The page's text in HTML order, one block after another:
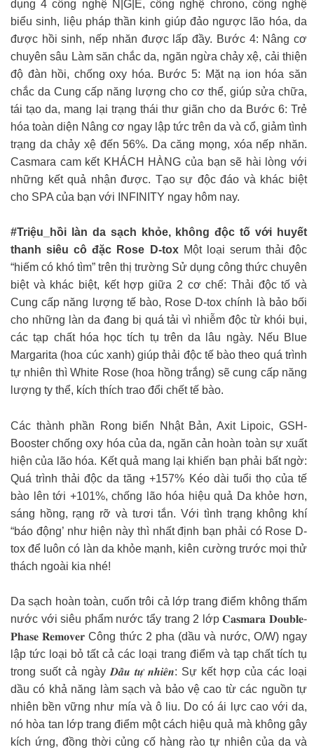
dụng 4 công nghệ N|G|E, công nghệ chrono, công nghệ
biểu sinh, liệu pháp thần kinh giúp đảo ngược lão hóa, da
được hồi sinh, nếp nhăn được lấp đầy. Bước 4: Nâng cơ
chuyên sâu Làm săn chắc da, ngăn ngừa chảy xệ, cải thiện
độ đàn hồi, chống oxy hóa. Bước 5: Mặt nạ ion hóa săn
chắc da Cung cấp năng lượng cho cơ thể, giúp sửa chữa,
tái tạo da, mang lại trạng thái thư giãn cho da Bước 6: Trẻ
hóa toàn diện Nâng cơ ngay lập tức trên da và cổ, giảm tình
trạng da chảy xệ đến 56%. Da căng mọng, xóa nếp nhăn.
Casmara cam kết KHÁCH HÀNG của bạn sẽ hài lòng với
những kết quả nhận được. Tạo sự độc đáo và khác biệt
cho SPA của bạn với INFINITY ngay hôm nay.
#Triệu_hồi làn da sạch khỏe, không độc tố với huyết
thanh siêu cô đặc Rose D-toxMột loại serum thải độc
“hiếm có khó tìm” trên thị trường Sử dụng công thức chuyên
biệt và khác biệt, kết hợp giữa 2 cơ chế: Thải độc tố và
Cung cấp năng lượng tế bào, Rose D-tox chính là bảo bối
cho những làn da đang bị quá tải vì nhiễm độc từ khói bụi,
các tạp chất hóa học tích tụ trên da lâu ngày. Nếu Blue
Margarita (hoa cúc xanh) giúp thải độc tế bào theo quá trình
tự nhiên thì White Rose (hoa hồng trắng) sẽ cung cấp năng
lượng ty thể, kích thích trao đổi chết tế bào.
Các thành phần Rong biển Nhật Bản, Axit Lipoic, GSH-
Booster chống oxy hóa của da, ngăn cản hoàn toàn sự xuất
hiện của lão hóa. Kết quả mang lại khiến bạn phải bất ngờ:
Quá trình thải độc da tăng +157% Kéo dài tuổi thọ của tế
bào lên tới +101%, chống lão hóa hiệu quả Da khỏe hơn,
sáng hồng, rạng rỡ và tươi tắn. Với tình trạng không khí
“báo động’ như hiện này thì nhất định bạn phải có Rose D-
tox để luôn có làn da khỏe mạnh, kiên cường trước mọi thử
thách ngoài kia nhé!
Da sạch hoàn toàn, cuốn trôi cả lớp trang điểm không thấm
nước với siêu phẩm nước tẩy trang 2 lớp 𝐂𝐚𝐬𝐦𝐚𝐫𝐚 𝐃𝐨𝐮𝐛𝐥𝐞-
𝐏𝐡𝐚𝐬𝐞 𝐑𝐞𝐦𝐨𝐯𝐞𝐫 Công thức 2 pha (dầu và nước, O/W) ngay
lập tức loại bỏ tất cả các loại trang điểm và tạp chất tích tụ
trong suốt cả ngày 𝑫𝒂̂̀𝒖 𝒕𝒖̛̣ 𝒏𝒉𝒊𝒆̂𝒏: Sự kết hợp của các loại
dầu có khả năng làm sạch và bảo vệ cao từ các nguồn tự
nhiên bền vững như mía và ô liu. Do có ái lực cao với da,
nó hòa tan lớp trang điểm một cách hiệu quả mà không gây
kích ứng, đồng thời củng cố hàng rào tự nhiên của da và